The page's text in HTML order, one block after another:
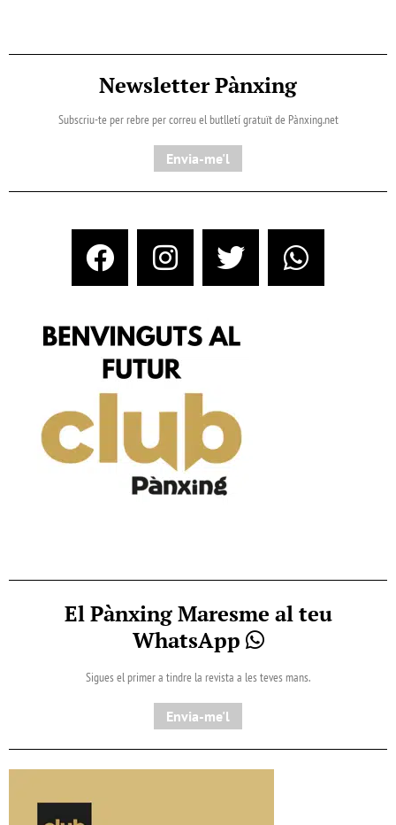
Newsletter Pànxing
Subscriu-te per rebre per correu el butlletí gratuït de Pànxing.net​
Envia-me'l
El Pànxing Maresme al teu
WhatsApp
Sigues el primer a tindre la revista a les teves mans.
Envia-me'l